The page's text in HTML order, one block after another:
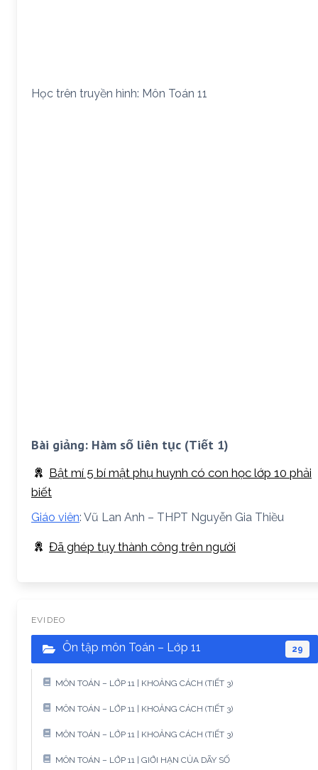
Học trên truyền hình: Môn Toán 11
Bài giảng: Hàm số liên tục (Tiết 1)
Bật mí 5 bí mật phụ huynh có con học lớp 10 phải
biết
Giáo viên: Vũ Lan Anh – THPT Nguyễn Gia Thiều
Đã ghép tụy thành công trên người
EVIDEO
Ôn tập môn Toán – Lớp 11 29
MÔN TOÁN – LỚP 11 | KHOẢNG CÁCH (TIẾT 3)
MÔN TOÁN – LỚP 11 | KHOẢNG CÁCH (TIẾT 3)
MÔN TOÁN – LỚP 11 | KHOẢNG CÁCH (TIẾT 3)
MÔN TOÁN – LỚP 11 | GIỚI HẠN CỦA DÃY SỐ